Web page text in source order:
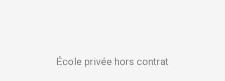
École privée hors contrat